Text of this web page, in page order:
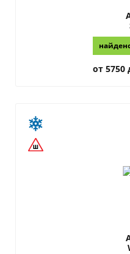
от 5750